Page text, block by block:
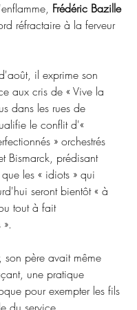
Frédéric Bazille
réfractaire à la ferveur
il exprime son
aux cris de « Vive la
dans les rues de
le conflit d'«
» orchestrés
Bismarck, prédisant
les « idiots » qui
seront bientôt « à
tout à fait
son père avait même
une pratique
pour exempter les fils